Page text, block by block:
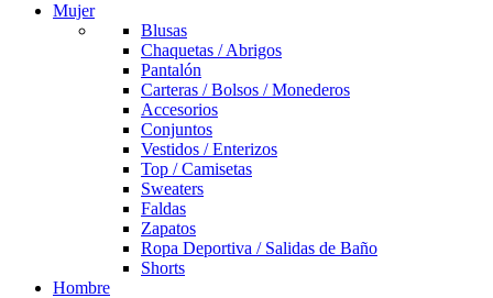
Mujer
Blusas
Chaquetas / Abrigos
Pantalón
Carteras / Bolsos / Monederos
Accesorios
Conjuntos
Vestidos / Enterizos
Top / Camisetas
Sweaters
Faldas
Zapatos
Ropa Deportiva / Salidas de Baño
Shorts
Hombre